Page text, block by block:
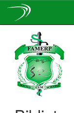
navigation